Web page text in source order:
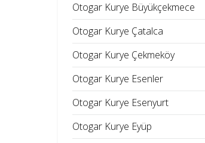
Otogar Kurye Büyükçekmece
Otogar Kurye Çatalca
Otogar Kurye Çekmeköy
Otogar Kurye Esenler
Otogar Kurye Esenyurt
Otogar Kurye Eyüp